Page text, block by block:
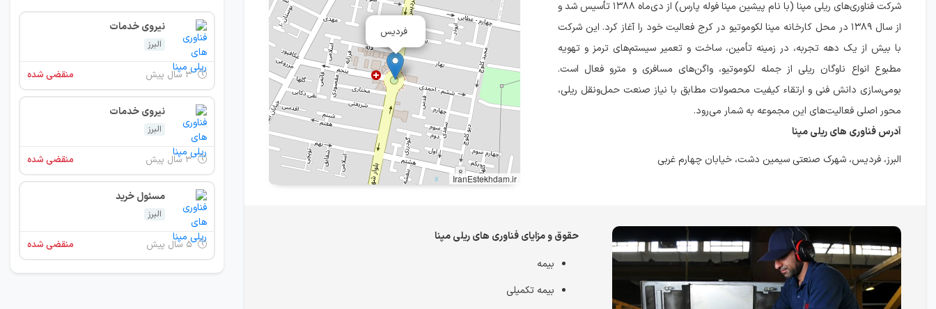
شرکت فناوری‌های ریلی مپنا (با نام پیشین مپنا فوله پارس) از دی‌ماه ۱۳۸۸ تأسیس شد و
از سال ۱۳۸۹ در محل کارخانه مپنا لکوموتیو در کرج فعالیت خود را آغاز کرد. این شرکت
با بیش از یک دهه تجربه، در زمینه تأمین، ساخت و تعمیر سیستم‌های ترمز و تهویه
مطبوع انواع ناوگان ریلی از جمله لکوموتیو، واگن‌های مسافری و مترو فعال است.
بومی‌سازی دانش فنی و ارتقاء کیفیت محصولات مطابق با نیاز صنعت حمل‌ونقل ریلی،
محور اصلی فعالیت‌های این مجموعه به شمار می‌رود.
آدرس فناوری های ریلی مپنا
البرز، فردیس، شهرک صنعتی سیمین دشت، خیابان چهارم غربی
فردیس
IranEstekhdam.ir
حقوق و مزایای فناوری های ریلی مپنا
بیمه
بیمه تکمیلی
نیروی خدمات
البرز
۳ سال پیش منقضی شده
نیروی خدمات
البرز
۳ سال پیش منقضی شده
مسئول خرید
البرز
۵ سال پیش منقضی شده